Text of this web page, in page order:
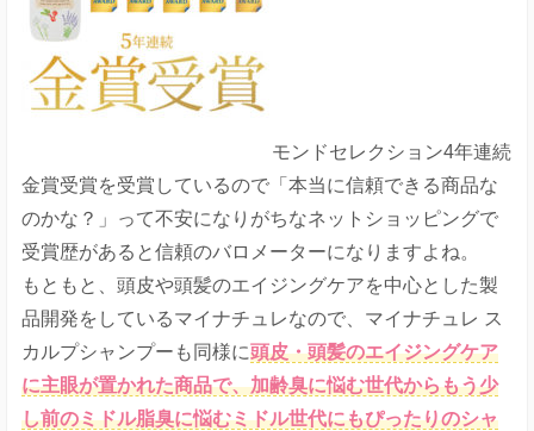
モンドセレクション4年連続
金賞受賞を受賞しているので「本当に信頼できる商品な
のかな？」って不安になりがちなネットショッピングで
受賞歴があると信頼のバロメーターになりますよね。
もともと、頭皮や頭髪のエイジングケアを中心とした製
品開発をしているマイナチュレなので、マイナチュレ ス
カルプシャンプーも同様に頭皮・頭髪のエイジングケア
に主眼が置かれた商品で、加齢臭に悩む世代からもう少
し前のミドル脂臭に悩むミドル世代にもぴったりのシャ